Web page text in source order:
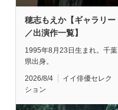
穂志もえか【ギャラリー
／出演作一覧】
1995年8月23日生まれ。千葉
県出身。
2026/8/4
イイ俳優セレク
ション